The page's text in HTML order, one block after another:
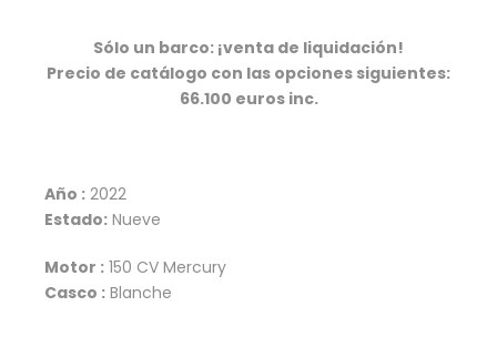
Sólo un barco: ¡venta de liquidación!
Precio de catálogo con las opciones siguientes:
66.100 euros inc.
Año : 2022
Estado: Nueve
Motor : 150 CV Mercury
Casco : Blanche